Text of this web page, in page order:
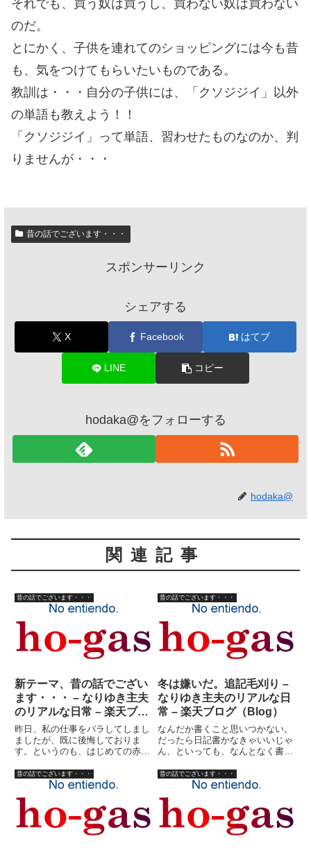
それでも、買う奴は買うし、買わない奴は買わない
のだ。
とにかく、子供を連れてのショッピングには今も昔
も、気をつけてもらいたいものである。
教訓は・・・自分の子供には、「クソジジイ」以外
の単語も教えよう！！
「クソジジイ」って単語、習わせたものなのか、判
りませんが・・・
昔の話でございます・・・
スポンサーリンク
シェアする
X Facebook はてブ
LINE コピー
hodaka@をフォローする
hodaka@
関連記事
昔の話でございます・・・
新テーマ、昔の話でござい
ます・・・ – なりゆき主夫
のリアルな日常 – 楽天ブロ
グ（Blog）
昨日、私の仕事をバラしてしまし
ましたが、既に後悔しておりま
す。というのも、はじめての赤ち
ているのがマスクマンってのはか
なりイメージダウンに違いないっ
てこと。では、マスクを脱いでし
まえば、日曜日の穂ガス競馬の書
き...
昔の話でございます・・・
冬は嫌いだ。追記毛刈り –
なりゆき主夫のリアルな日
常 – 楽天ブログ（Blog）
なんだか書くこと思いつかない。
だったら日記書かなきゃいいじゃ
ん、といっても、なんとなく書か
る私はある意味、マメな男かもし
れない。実際には、書くこと思い
つきすぎて、何を書いたらいいの
か判らなくなっているのだ。こ
れ...
昔の話でございます・・・ 昔の話でございます・・・